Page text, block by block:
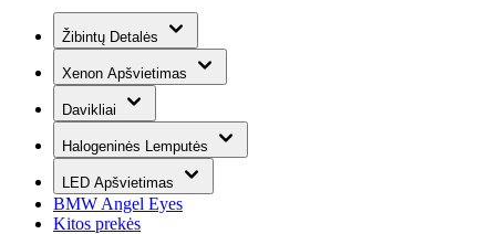
Žibintų Detalės
Xenon Apšvietimas
Davikliai
Halogeninės Lemputės
LED Apšvietimas
BMW Angel Eyes
Kitos prekės